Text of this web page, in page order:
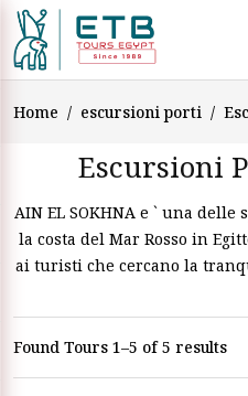
Home escursioni porti
Escursioni
AIN EL SOKHNA e ` una
la costa del Mar Rosso in
ai turisti che cercano la
spiagge durante la
ESCURSIONI DAL PORTO
Sokhna e` molto più
Found Tours 1–5 of 5 results